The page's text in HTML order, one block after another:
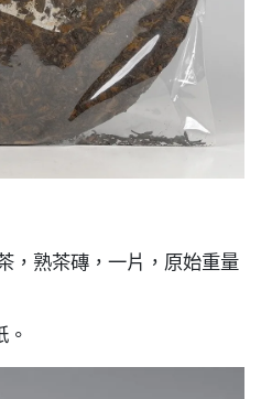
，熟茶磚，一片，原始重量
。